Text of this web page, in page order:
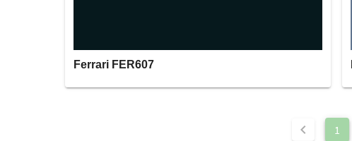
Ferrari FER607
chevron_left 1